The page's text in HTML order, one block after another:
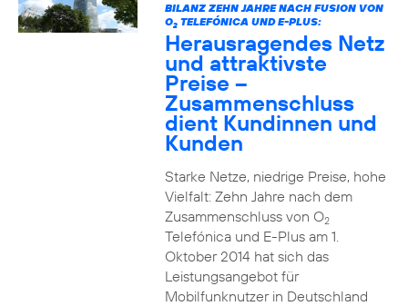
BILANZ ZEHN JAHRE NACH FUSION VON
O2TELEFÓNICA UND E-PLUS:
Herausragendes Netz
und attraktivste
Preise –
Zusammenschluss
dient Kundinnen und
Kunden
Starke Netze, niedrige Preise, hohe
Vielfalt: Zehn Jahre nach dem
Zusammenschluss von O2
Telefónica und E-Plus am 1.
Oktober 2014 hat sich das
Leistungsangebot für
Mobilfunknutzer in Deutschland